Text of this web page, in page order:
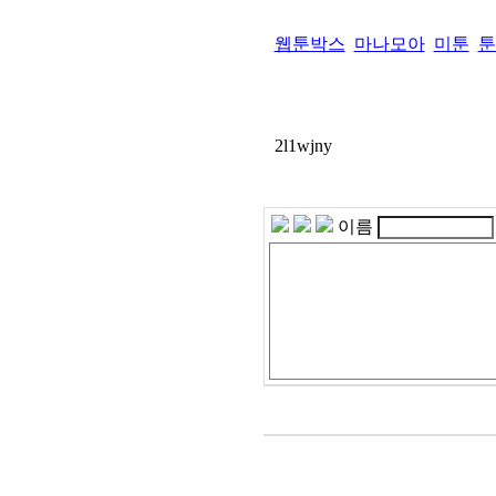
웹툰박스 마나모아 미툰
2l1wjny
이름